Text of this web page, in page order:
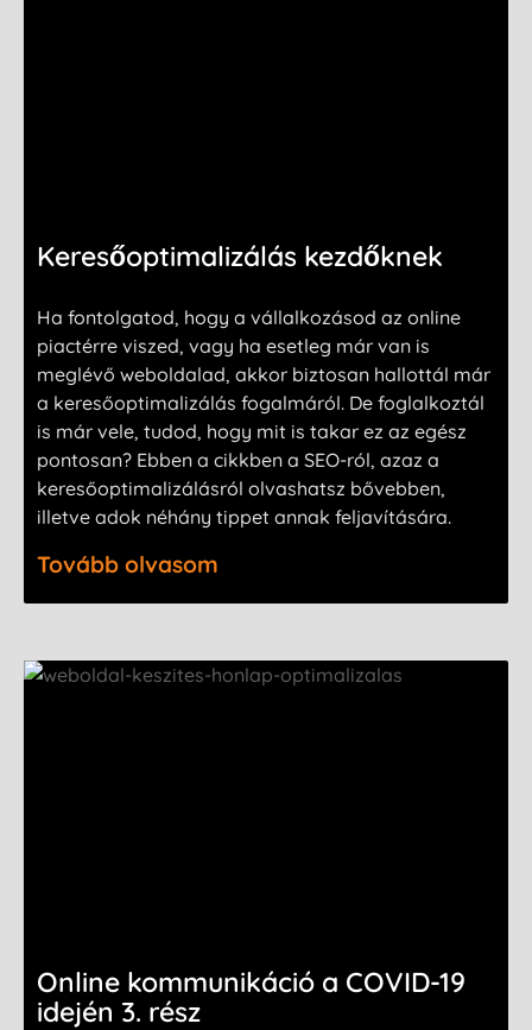
Keresőoptimalizálás kezdőknek
Ha fontolgatod, hogy a vállalkozásod az online
piactérre viszed, vagy ha esetleg már van is
meglévő weboldalad, akkor biztosan hallottál már
a keresőoptimalizálás fogalmáról. De foglalkoztál
is már vele, tudod, hogy mit is takar ez az egész
pontosan? Ebben a cikkben a SEO-ról, azaz a
keresőoptimalizálásról olvashatsz bővebben,
illetve adok néhány tippet annak feljavítására.
Tovább olvasom
Online kommunikáció a COVID-19
idején 3. rész